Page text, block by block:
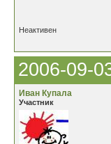
Неактивен
2006-09-
Иван Купала
Участник